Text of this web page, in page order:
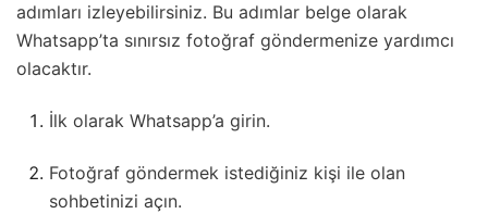
adımları izleyebilirsiniz. Bu adımlar belge olarak
Whatsapp’ta sınırsız fotoğraf göndermenize yardımcı
olacaktır.
İlk olarak Whatsapp’a girin.
Fotoğraf göndermek istediğiniz kişi ile olan
sohbetinizi açın.